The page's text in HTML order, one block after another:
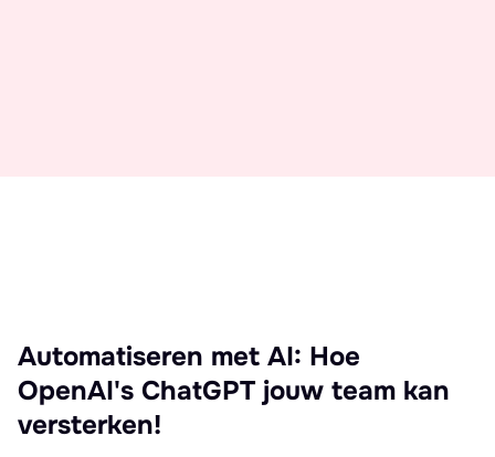
Automatiseren met AI: Hoe
OpenAI's ChatGPT jouw team kan
versterken!